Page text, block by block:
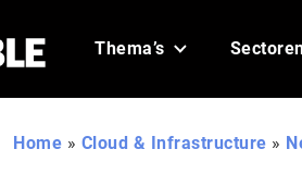
Thema’s
Home » Cloud & Infrastructure »